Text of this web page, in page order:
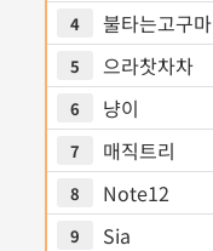
4 불타는고구마
5 으라찻차차
6 냥이
7 매직트리
8 Note12
9 Sia